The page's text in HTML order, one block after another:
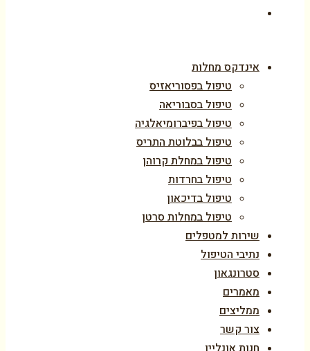
אינדקס מחלות
טיפול בפסוריאזיס
טיפול בסבוריאה
טיפול בפיברומיאלגיה
טיפול בבלוטת התריס
טיפול במחלת קרוהן
טיפול בחרדות
טיפול בדיכאון
טיפול במחלות סרטן
שירות למטפלים
נתיבי הטיפול
סטרונגאון
מאמרים
ממליצים
צור קשר